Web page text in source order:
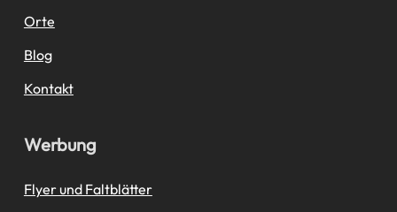
Orte
Blog
Kontakt
Werbung
Flyer und Faltblätter